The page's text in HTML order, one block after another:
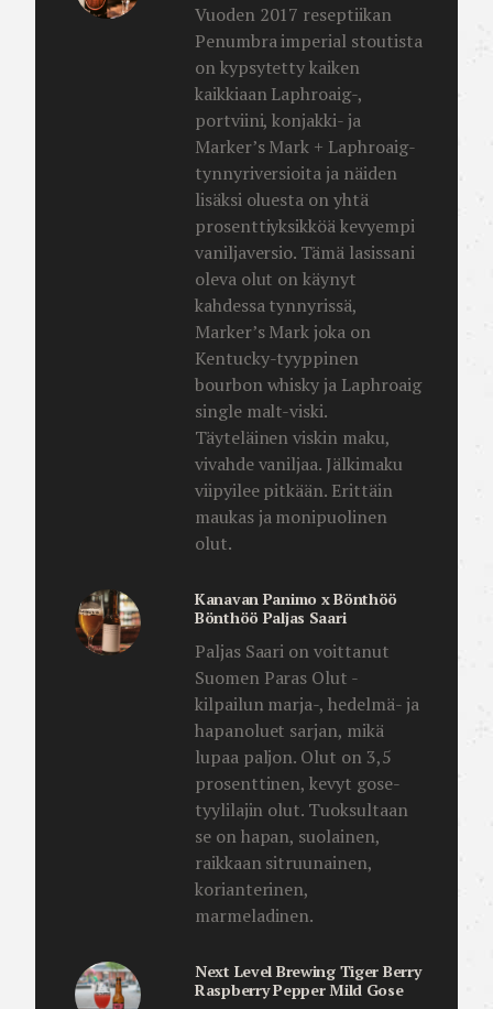
Vuoden 2017 reseptiikan
Penumbra imperial stoutista
on kypsytetty kaiken
kaikkiaan Laphroaig-,
portviini, konjakki- ja
Marker’s Mark + Laphroaig-
tynnyriversioita ja näiden
lisäksi oluesta on yhtä
prosenttiyksikköä kevyempi
vaniljaversio. Tämä lasissani
oleva olut on käynyt
kahdessa tynnyrissä,
Marker’s Mark joka on
Kentucky-tyyppinen
bourbon whisky ja Laphroaig
single malt-viski.
Täyteläinen viskin maku,
vivahde vaniljaa. Jälkimaku
viipyilee pitkään. Erittäin
maukas ja monipuolinen
olut.
Kanavan Panimo x Bönthöö
Bönthöö Paljas Saari
Paljas Saari on voittanut
Suomen Paras Olut -
kilpailun marja-, hedelmä- ja
hapanoluet sarjan, mikä
lupaa paljon. Olut on 3,5
prosenttinen, kevyt gose-
tyylilajin olut. Tuoksultaan
se on hapan, suolainen,
raikkaan sitruunainen,
korianterinen,
marmeladinen.
Next Level Brewing Tiger Berry
Raspberry Pepper Mild Gose